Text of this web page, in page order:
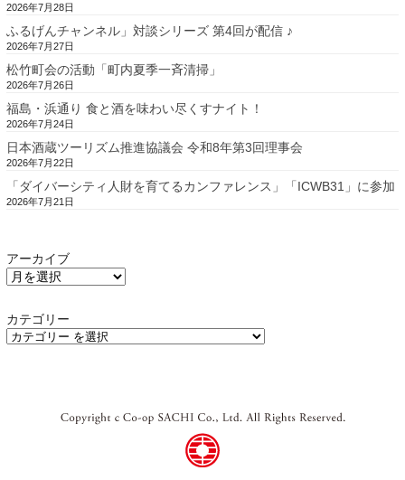
2026年7月28日
ふるげんチャンネル」対談シリーズ 第4回が配信 ♪
2026年7月27日
松竹町会の活動「町内夏季一斉清掃」
2026年7月26日
福島・浜通り 食と酒を味わい尽くすナイト！
2026年7月24日
日本酒蔵ツーリズム推進協議会 令和8年第3回理事会
2026年7月22日
「ダイバーシティ人財を育てるカンファレンス」「ICWB31」に参加
2026年7月21日
アーカイブ
カテゴリー